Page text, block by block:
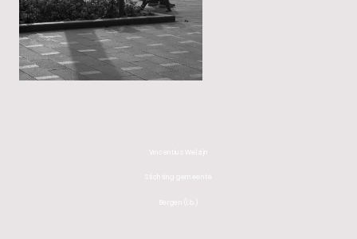
Vincentius Welzijn
Stichting gemeente
Bergen (Lb.)